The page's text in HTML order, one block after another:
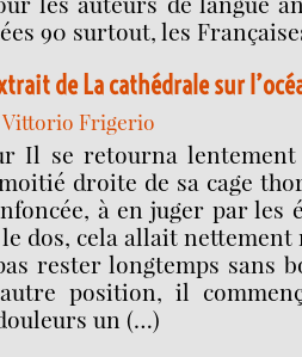
90 surtout, les
de La cathédrale sur
Vittorio Frigerio
Il se retourna
droite de sa cage
à en juger par les
dos, cela allait nettement
rester longtemps sans
position, il
un (…)